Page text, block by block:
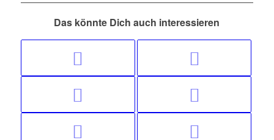
Das könnte Dich auch interessieren